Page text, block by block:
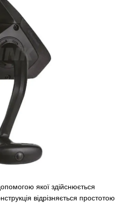
якої здійснюється
відрізняється простотою